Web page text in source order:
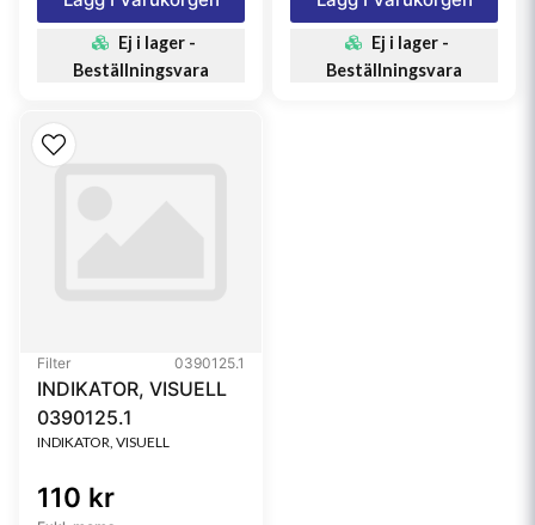
Ej i lager -
Beställningsvara
Ej i lager -
Beställningsvara
Filter 0390125.1
INDIKATOR, VISUELL
0390125.1
INDIKATOR, VISUELL
110 kr